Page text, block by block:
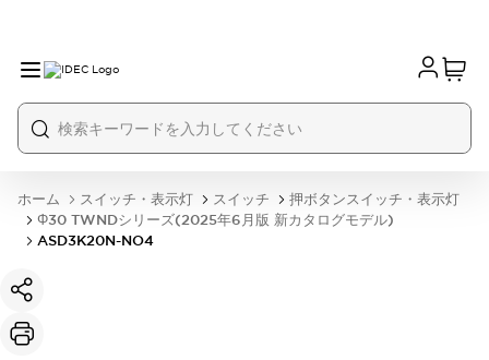
ホーム スイッチ・表示灯 スイッチ
押ボタンスイッチ・表示灯
Φ30 TWNDシリーズ(2025年6月版 新カタログモデル)
ASD3K20N-NO4